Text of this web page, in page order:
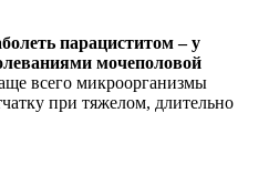
парациститом – у
мочеполовой
всего микроорганизмы
при тяжелом, длительно